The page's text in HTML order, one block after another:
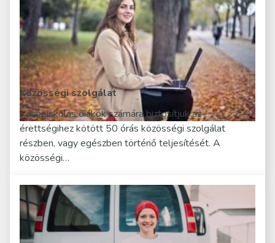
Közösségi szolgálat
Középiskolás diákok számára biztosítjuk az
érettségihez kötött 50 órás közösségi szolgálat
részben, vagy egészben történő teljesítését. A
közösségi…